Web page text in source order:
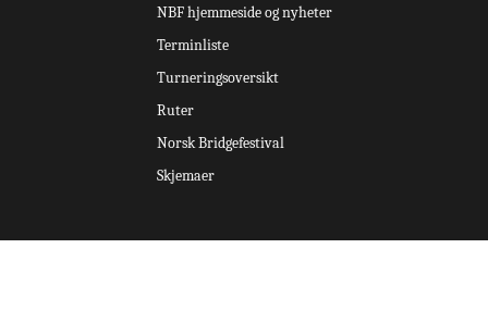
NBF hjemmeside og nyheter
Terminliste
Turneringsoversikt
Ruter
Norsk Bridgefestival
Skjemaer